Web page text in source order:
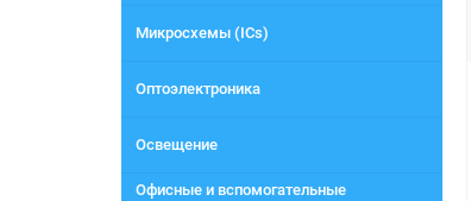
Микросхемы (ICs)
Оптоэлектроника
Освещение
Офисные и вспомогательные